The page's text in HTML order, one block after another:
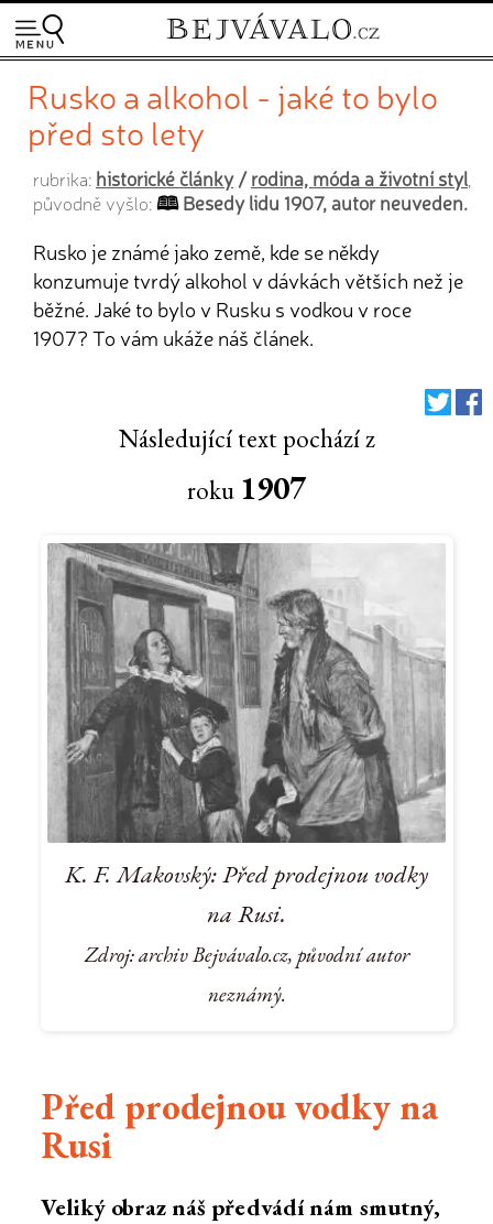
Rusko a alkohol - jaké to bylo
před sto lety
rubrika: historické články/rodina, móda a životní styl
původně vyšlo:
Besedy lidu 1907, autor neuveden.
Rusko je známé jako země, kde se někdy
konzumuje tvrdý alkohol v dávkách větších než je
běžné. Jaké to bylo v Rusku s vodkou v roce
1907? To vám ukáže náš článek.
Následující text pochází z
roku 1907
K. F. Makovský: Před prodejnou vodky
na Rusi.
Zdroj: archiv Bejvávalo.cz, původní autor
neznámý.
Před prodejnou vodky na
Rusi
Veliký obraz náš předvádí nám smutný,